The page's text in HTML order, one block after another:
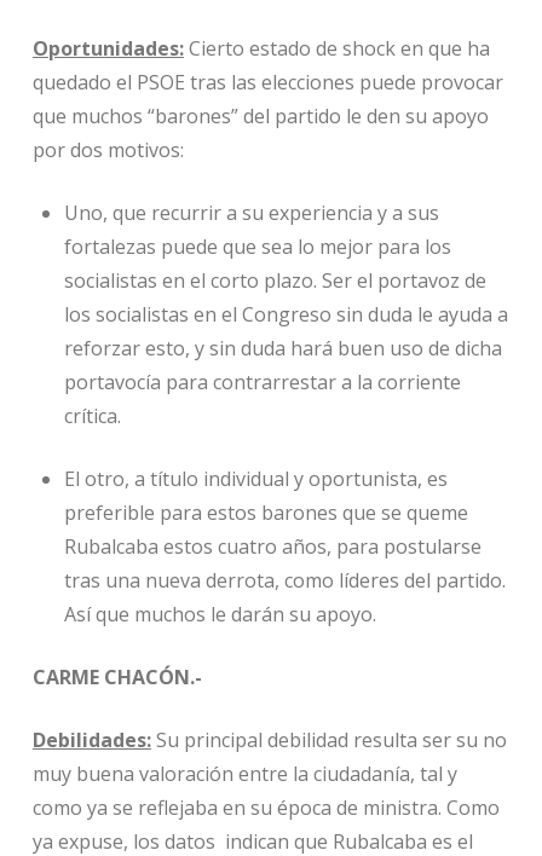
Oportunidades:Cierto estado de shock en que ha
quedado el PSOE tras las elecciones puede provocar
que muchos “barones” del partido le den su apoyo
por dos motivos:
Uno, que recurrir a su experiencia y a sus
fortalezas puede que sea lo mejor para los
socialistas en el corto plazo. Ser el portavoz de
los socialistas en el Congreso sin duda le ayuda a
reforzar esto, y sin duda hará buen uso de dicha
portavocía para contrarrestar a la corriente
crítica.
El otro, a título individual y oportunista, es
preferible para estos barones que se queme
Rubalcaba estos cuatro años, para postularse
tras una nueva derrota, como líderes del partido.
Así que muchos le darán su apoyo.
CARME CHACÓN.-
Debilidades:Su principal debilidad resulta ser su no
muy buena valoración entre la ciudadanía, tal y
como ya se reflejaba en su época de ministra. Como
ya expuse, los datos indican que Rubalcaba es el